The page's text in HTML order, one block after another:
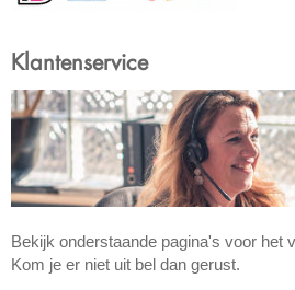
Klantenservice
Bekijk onderstaande pagina's voor het
Kom je er niet uit bel dan gerust.